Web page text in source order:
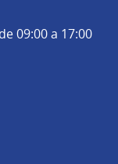
09:00 a 17:00